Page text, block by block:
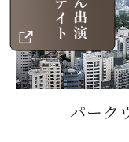
パーク